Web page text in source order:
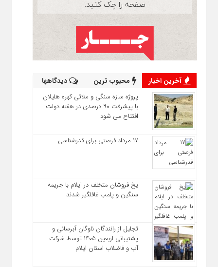
آخرین اخبار محبوب ترین دیدگاهها
پروژه سازه سنگی و ملاتی کهره هلیلان
با پیشرفت ۹۰ درصدی در هفته دولت
افتتاح می شود
17 مرداد فرصتی برای قدرشناسی
یخ‌ فروشان متخلف در ایلام با جریمه
سنگین و پلمب غافلگیر شدند
تجلیل از رانندگان ناوگان آبرسانی و
پشتیبانی اربعین ۱۴۰۵ توسط شرکت
آب و فاضلاب استان ایلام